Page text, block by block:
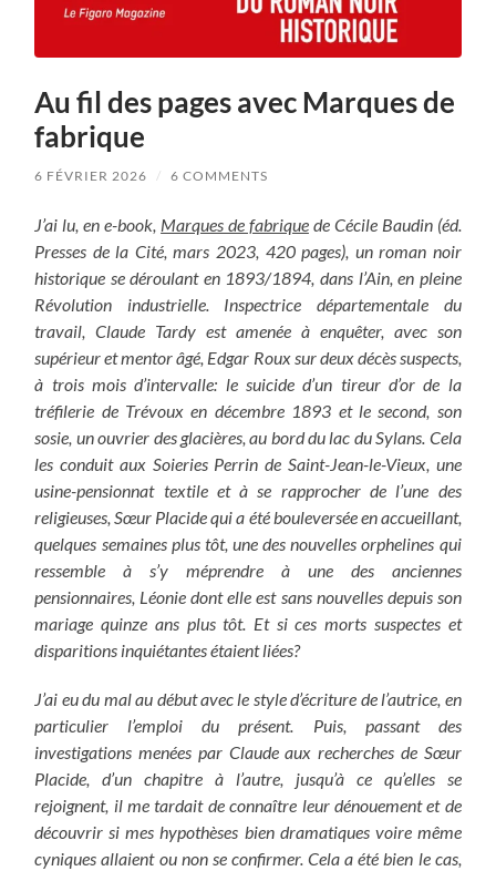
Au fil des pages avec Marques de
fabrique
6 FÉVRIER 2026 / 6 COMMENTS
J’ai lu, en e-book, Marques de fabriquede Cécile Baudin (éd.
Presses de la Cité, mars 2023, 420 pages), un roman noir
historique se déroulant en 1893/1894, dans l’Ain, en pleine
Révolution industrielle. Inspectrice départementale du
travail, Claude Tardy est amenée à enquêter, avec son
supérieur et mentor âgé, Edgar Roux sur deux décès suspects,
à trois mois d’intervalle: le suicide d’un tireur d’or de la
tréfilerie de Trévoux en décembre 1893 et le second, son
sosie, un ouvrier des glacières, au bord du lac du Sylans. Cela
les conduit aux Soieries Perrin de Saint-Jean-le-Vieux, une
usine-pensionnat textile et à se rapprocher de l’une des
religieuses, Sœur Placide qui a été bouleversée en accueillant,
quelques semaines plus tôt, une des nouvelles orphelines qui
ressemble à s’y méprendre à une des anciennes
pensionnaires, Léonie dont elle est sans nouvelles depuis son
mariage quinze ans plus tôt. Et si ces morts suspectes et
disparitions inquiétantes étaient liées?
J’ai eu du mal au début avec le style d’écriture de l’autrice, en
particulier l’emploi du présent. Puis, passant des
investigations menées par Claude aux recherches de Sœur
Placide, d’un chapitre à l’autre, jusqu’à ce qu’elles se
rejoignent, il me tardait de connaître leur dénouement et de
découvrir si mes hypothèses bien dramatiques voire même
cyniques allaient ou non se confirmer. Cela a été bien le cas,